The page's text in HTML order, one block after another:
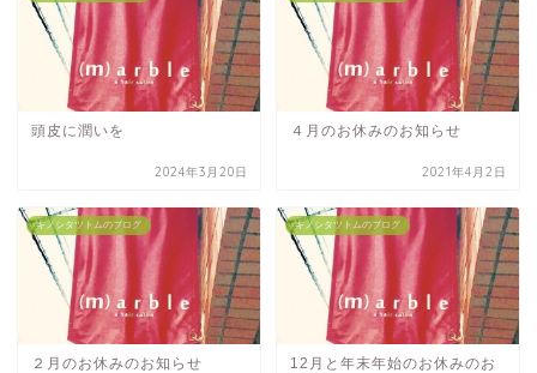
頭皮に潤いを
2024年3月20日
４月のお休みのお知らせ
2021年4月2日
キノシタツトムのブログ
２月のお休みのお知らせ
キノシタツトムのブログ
12月と年末年始のお休みのお